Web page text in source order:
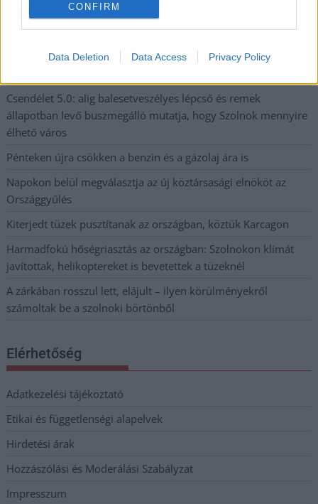
CONFIRM
Data Deletion Data Access Privacy Policy
Sok volt az igazolatlan hiányzás, Pócs János fizetéslevonást
kapott, más fideszesek még kevesebbet vittek haza
A Szolnok megyei gazdák nagyon nem akarták a JÉGER
Csendélet 5.0: alig balesetveszélyes lépcső és remek
állapotban levő buszmegálló mutatja, hogy Szolnok mennyire
élhető város
Pénteken újra csökken a benzin és a gázolaj ára is
Napokon belül megválasztja az új köztársasági elnököt az
Országgyűlés
Kiterjedt tüzek pusztítanak az országban, köztük Karcagon
Harmadfokú hőségriasztás az országban: Szolnokon klímát
javítottak, helikoptereket is bevetettek a tüzeknél
A zárkában rosszul lett, elájult – ilyen körülményekről
számoltak be a szolnoki börtönből
Elérhetőség
Adatkezelési tájékoztató
Etikai és függetlenségi alapelvek
Hirdetési árak
Hozzászólási és Moderálási Szabályzat
Impresszum